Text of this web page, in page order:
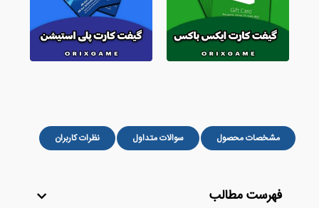
مشخصات محصول سوالات متداول نظرات کاربران
فهرست مطالب